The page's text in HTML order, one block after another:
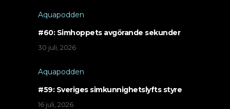
Aquapodden
#60: Simhoppets avgörande sekunder
30 juli, 2026
Aquapodden
#59: Sveriges simkunnighetslyfts styre
16 juli, 2026